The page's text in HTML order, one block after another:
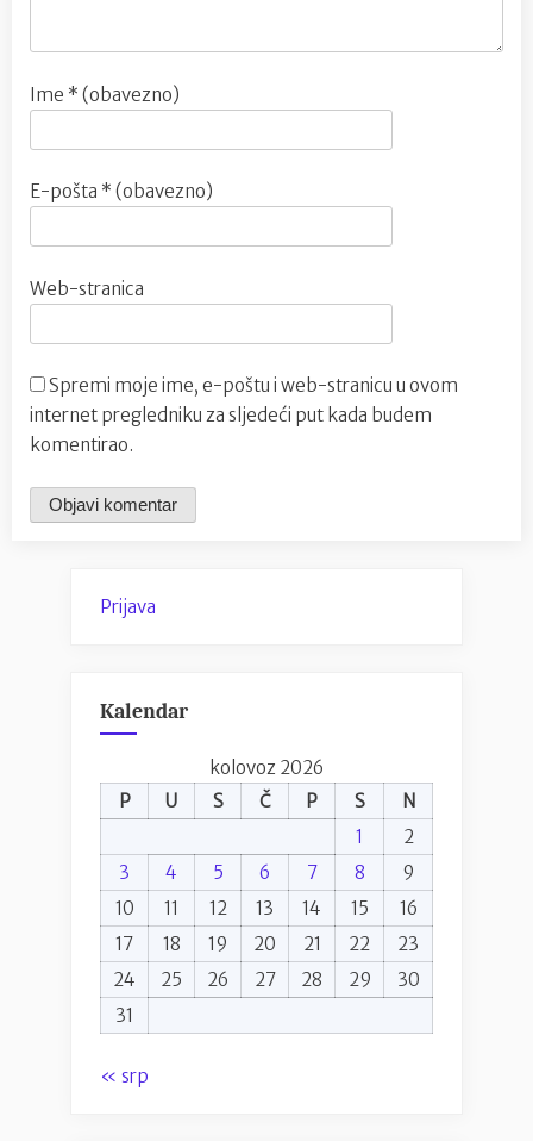
Ime * (obavezno)
E-pošta * (obavezno)
Web-stranica
Spremi moje ime, e-poštu i web-stranicu u ovom
internet pregledniku za sljedeći put kada budem
komentirao.
Prijava
Kalendar
kolovoz 2026
P
U S Č P S
N
1
2
3
4 5 6 7 8
9
10
11 12 13 14 15
16
17
18 19 20 21 22
23
24
25 26 27 28 29
30
31
« srp